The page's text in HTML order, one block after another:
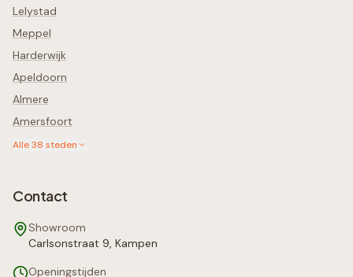
Lelystad
Meppel
Harderwijk
Apeldoorn
Almere
Amersfoort
Alle38 steden
Contact
Showroom
Carlsonstraat 9, Kampen
Openingstijden